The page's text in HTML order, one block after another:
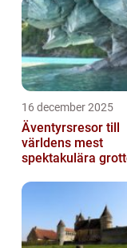
16 december 2025
Äventyrsresor till
världens mest
spektakulära